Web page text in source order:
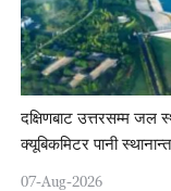
दक्षिणबाट उत्तरसम्म जल
क्यूबिकमिटर पानी
07-Aug-2026